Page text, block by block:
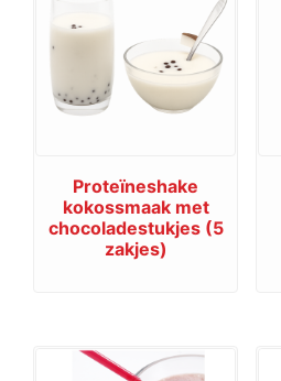
Proteïneshake
kokossmaak met
chocoladestukjes (5
zakjes)